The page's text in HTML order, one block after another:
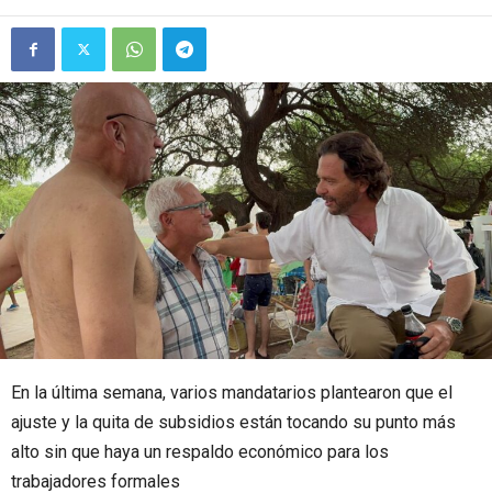
En la última semana, varios mandatarios plantearon que el
ajuste y la quita de subsidios están tocando su punto más
alto sin que haya un respaldo económico para los
trabajadores formales